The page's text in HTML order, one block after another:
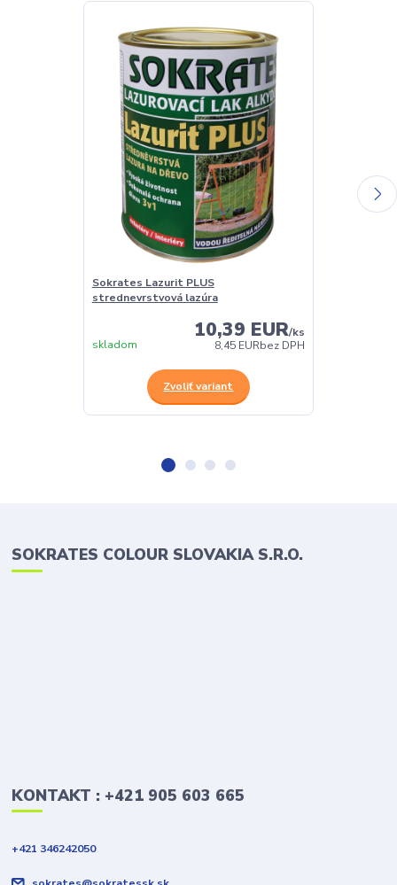
Sokrates Lazurit PLUS
strednevrstvová lazúra
10,39 EUR/ks
8,45 EURbez DPH
skladom
Zvoliť variant
SOKRATES COLOUR SLOVAKIA S.R.O.
KONTAKT : +421 905 603 665
+421 346242050